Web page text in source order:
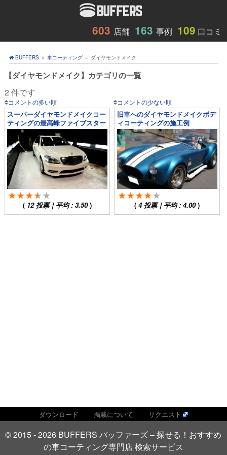
603 店舗 163 事例 109 口コミ
BUFFERS » 車コーティング » ダイヤモンドメイク
【ダイヤモンドメイク】カテゴリの一覧
2 件です
コメントの多い順 コメントの少ない順
スーパーダイヤモンドメイクコー
ティングの最高峰ファイブスター
をおすすめする訳
( 12投票｜平均 :3.50)
旧車へのダイヤモンドメイクボデ
ィコーティングの施工例
(4投票｜平均 :4.00)
ダウンロード 掲載について リクエスト
© 2015 - 2026 BUFFERS バッファーズ – 探せる！おすすめ
の車コーティング専門店 検索サービス